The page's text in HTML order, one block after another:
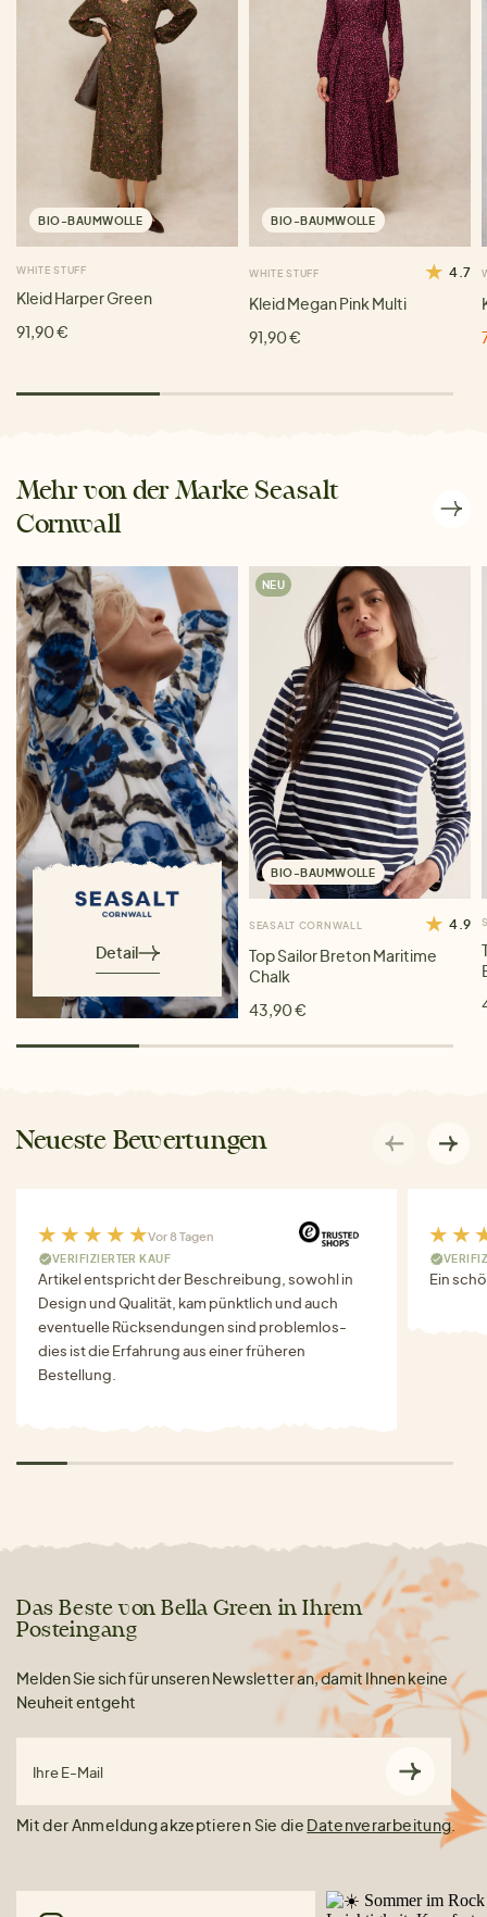
BIO-BAUMWOLLE
WHITE STUFF
Kleid Harper Green
91,90 €
BIO-BAUMWOLLE
WHITE STUFF 4.7
Kleid Megan Pink Multi
91,90 €
Mehr von der Marke Seasalt
Cornwall
Detail
NEU
BIO-BAUMWOLLE
SEASALT CORNWALL 4.9
Top Sailor Breton Maritime
Chalk
43,90 €
Neueste Bewertungen
Vor 8 Tagen
VERIFIZIERTER KAUF
Artikel entspricht der Beschreibung, sowohl in
Design und Qualität, kam pünktlich und auch
eventuelle Rücksendungen sind problemlos-
dies ist die Erfahrung aus einer früheren
Bestellung.
Ein
Das Beste von Bella Green in Ihrem
Posteingang
Melden Sie sich für unseren Newsletter an, damit Ihnen keine
Neuheit entgeht
Ihre E-Mail
Mit der Anmeldung akzeptieren Sie die Datenverarbeitung.